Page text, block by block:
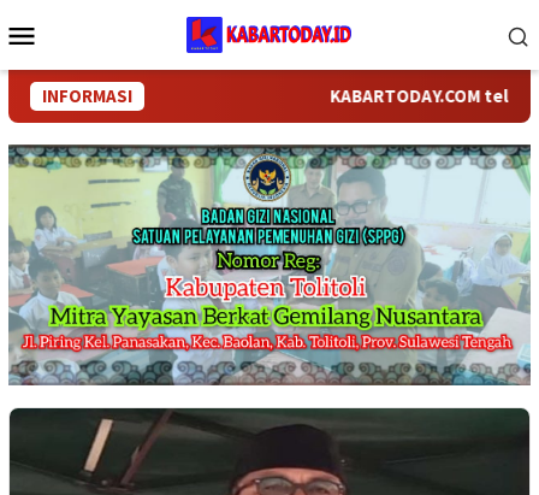
ke
Mobile
INFORMASI KABARTODAY.COM telah